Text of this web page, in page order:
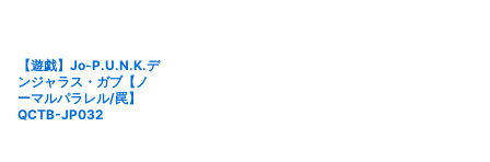
【遊戯】Jo-P.U.N.K.デ
ンジャラス・ガブ【ノ
ーマルパラレル/罠】
QCTB-JP032